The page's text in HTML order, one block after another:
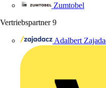
Zumtobel
Vertriebspartner 9
Adalbert